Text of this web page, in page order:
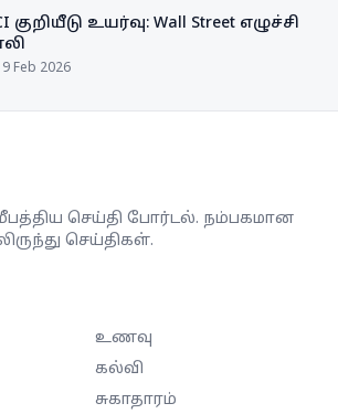
குறியீடு உயர்வு: Wall Street எழுச்சி
9 Feb 2026
செய்தி போர்டல். நம்பகமான
செய்திகள்.
உணவு
கல்வி
சுகாதாரம்